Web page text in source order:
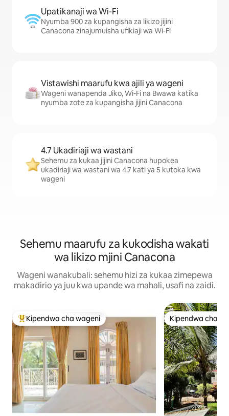
Upatikanaji wa Wi-Fi
Nyumba 900 za kupangisha za likizo jijini
Canacona zinajumuisha ufikiaji wa Wi-Fi
Vistawishi maarufu kwa ajili ya wageni
Wageni wanapenda Jiko, Wi-Fi na Bwawa katika
nyumba zote za kupangisha jijini Canacona
4.7 Ukadiriaji wa wastani
Sehemu za kukaa jijini Canacona hupokea
ukadiriaji wa wastani wa 4.7 kati ya 5 kutoka kwa
wageni
Sehemu maarufu za kukodisha wakati
wa likizo mjini Canacona
Wageni wanakubali: sehemu hizi za kukaa zimepewa
makadirio ya juu kwa upande wa mahali, usafi na zaidi.
Kipendwa maarufu cha wageni
Kipendwa cha wageni Kipendwa cha
Kipendwa cha